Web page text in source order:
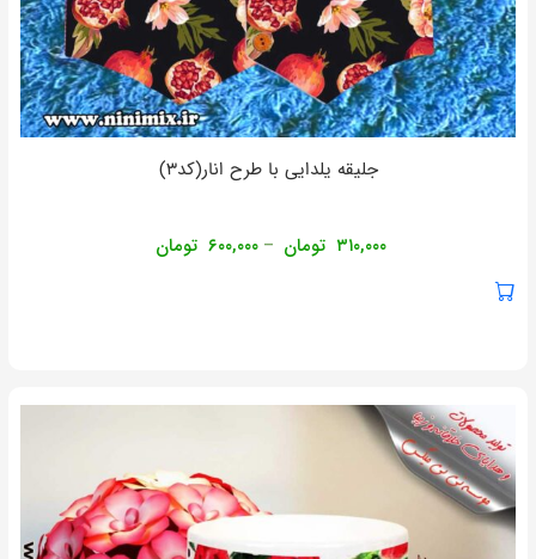
جلیقه یلدایی با طرح انار(کد۳)
۳۱۰,۰۰۰ تومان – ۶۰۰,۰۰۰ تومان